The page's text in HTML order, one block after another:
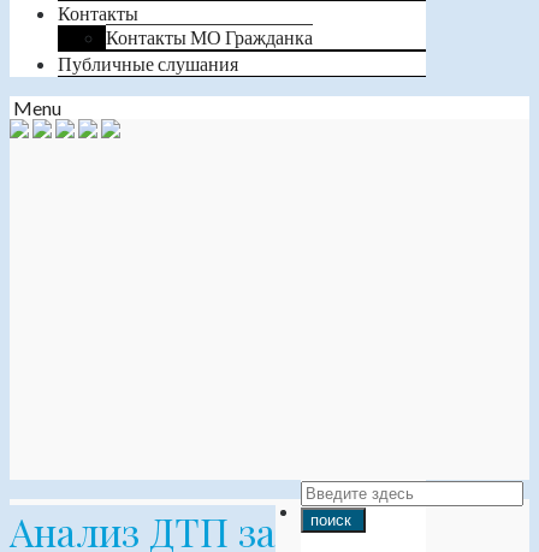
Контакты
Контакты МО Гражданка
Публичные слушания
Menu
Анализ ДТП за